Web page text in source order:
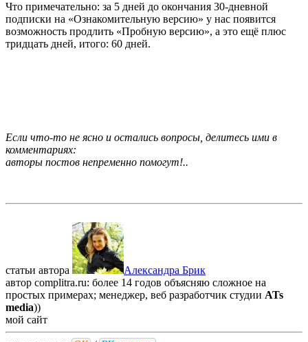
Что примечательно: за 5 дней до окончания 30-дневной
подписки на «Ознакомительную версию» у нас появится
возможность продлить «Пробную версию», а это ещё плюс
тридцать дней, итого: 60 дней.
Если что-то не ясно и остались вопросы, делитесь ими в
комментариях:
авторы постов непременно помогут!..
статьи автора
Александра Брик
автор complitra.ru: более 14 годов объясняю сложное на
простых примерах; менеджер, веб разработчик студии ATs
media))
мой сайт